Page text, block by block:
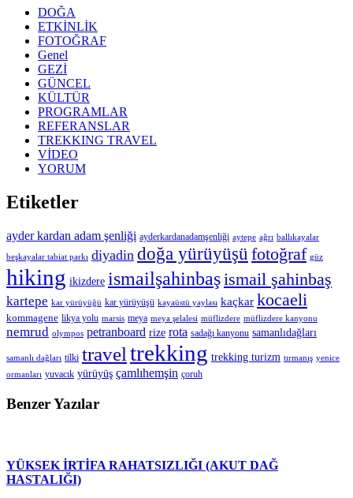
DOĞA
ETKİNLİK
FOTOĞRAF
Genel
GEZİ
GÜNCEL
KÜLTÜR
PROGRAMLAR
REFERANSLAR
TREKKING TRAVEL
VİDEO
YORUM
Etiketler
ayder kardan adam şenliği ayderkardanadamşenliği aytepe ağrı ballıkayalar
beşkayalar tabiat parkı diyadin doğa yürüyüşü fotoğraf güz
hiking ikizdere ismailşahinbaşismail şahinbaş
kartepe kar yürüyüğü kar yürüyüşü kayaüstü yaylası kaçkar kocaeli
kommagene likya yolu marsis meya meya şelalesi müflizdere müflizdere kanyonu
nemrud olympos petranboard rize rota sadağı kanyonu samanlıdağları
samanlı dağları tilki travel trekking trekking turizm tırmanış yenice
ormanları yuvacık yürüyüş çamlıhemşin çoruh
Benzer Yazılar
YÜKSEK İRTİFA RAHATSIZLIĞI (AKUT DAĞ
HASTALIĞI)